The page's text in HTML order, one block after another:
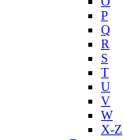
P
Q
R
S
T
U
V
W
X-Z